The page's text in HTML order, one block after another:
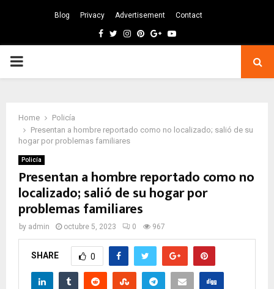
Blog Privacy Advertisement Contact
Facebook
TwitterInstagram
Pinterest
GoogleYoutube
PRIMARY
Home
Policía
Presentan a hombre reportado como no localizado; salió de su
hogar por problemas familiares
Policía
Presentan a hombre reportado como no
localizado; salió de su hogar por
problemas familiares
by admin octubre 5, 2023 0 967
SHARE 0